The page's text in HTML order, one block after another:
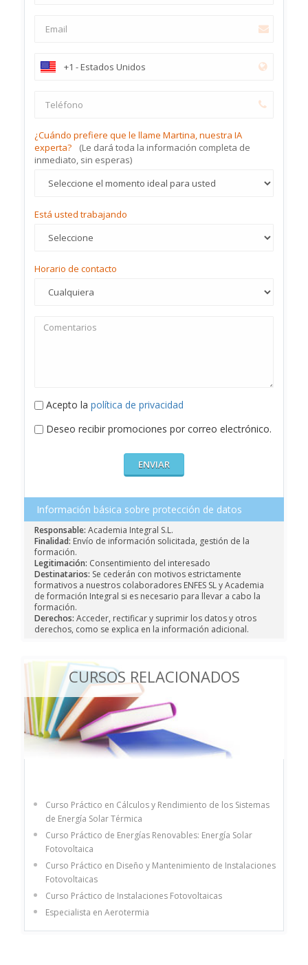
¿Cuándo prefiere que le llame Martina, nuestra IA
experta?
(Le dará toda la información completa de
inmediato, sin esperas)
Está usted trabajando
Horario de contacto
Acepto la política de privacidad
Deseo recibir promociones por correo electrónico.
Información básica sobre protección de datos
Responsable: Academia Integral S.L.
Finalidad: Envío de información solicitada, gestión de la
formación.
Legitimación: Consentimiento del interesado
Destinatarios: Se cederán con motivos estrictamente
formativos a nuestros colaboradores ENFES SL y Academia
de formación Integral si es necesario para llevar a cabo la
formación.
Derechos: Acceder, rectificar y suprimir los datos y otros
derechos, como se explica en la información adicional.
CURSOS RELACIONADOS
Curso Práctico en Cálculos y Rendimiento de los Sistemas
de Energía Solar Térmica
Curso Práctico de Energías Renovables: Energía Solar
Fotovoltaica
Curso Práctico en Diseño y Mantenimiento de Instalaciones
Fotovoltaicas
Curso Práctico de Instalaciones Fotovoltaicas
Especialista en Aerotermia